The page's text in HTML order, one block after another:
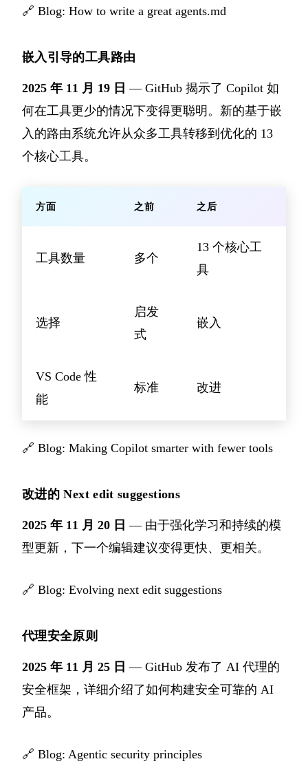
🔗 Blog: How to write a great agents.md
嵌入引导的工具路由
2025 年 11 月 19 日 — GitHub 揭示了 Copilot 如
何在工具更少的情况下变得更聪明。新的基于嵌
入的路由系统允许从众多工具转移到优化的 13
个核心工具。
方面 之前 之后
工具数量 多个
13 个核心工
具
选择
启发
式
嵌入
VS Code 性
能
标准 改进
🔗 Blog: Making Copilot smarter with fewer tools
改进的 Next edit suggestions
2025 年 11 月 20 日 — 由于强化学习和持续的模
型更新，下一个编辑建议变得更快、更相关。
🔗 Blog: Evolving next edit suggestions
代理安全原则
2025 年 11 月 25 日 — GitHub 发布了 AI 代理的
安全框架，详细介绍了如何构建安全可靠的 AI
产品。
🔗 Blog: Agentic security principles